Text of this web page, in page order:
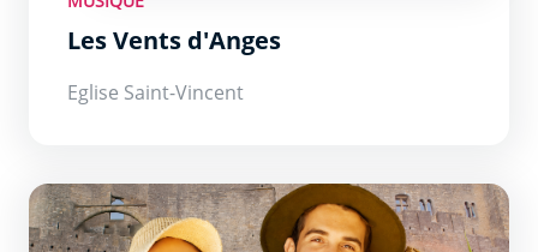
Les Vents d'Anges
Eglise Saint-Vincent
Marchés des Producteurs de Pays